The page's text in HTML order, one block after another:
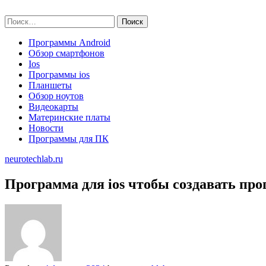
to
content
Найти:
Программы Android
Обзор смартфонов
Ios
Программы ios
Планшеты
Обзор ноутов
Видеокарты
Материнские платы
Новости
Программы для ПК
neurotechlab.ru
Программа для ios чтобы создавать